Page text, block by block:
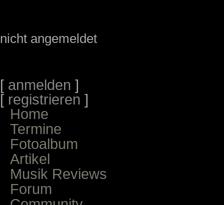
nicht angemeldet
[ anmelden ]
[ registrieren ]
Home
Termine
Fotoalbum
Artikel
Musik Reviews
Forum